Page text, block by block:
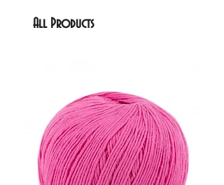
All Products